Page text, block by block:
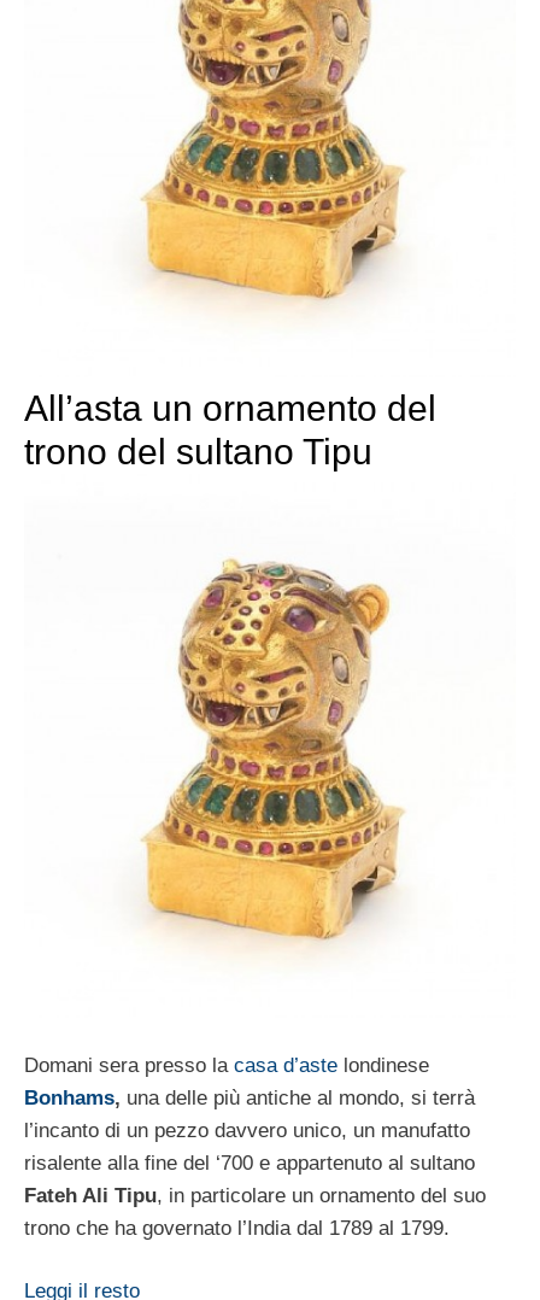
All’asta un ornamento del
trono del sultano Tipu
Domani sera presso la casa d’aste londinese
Bonhams, una delle più antiche al mondo, si terrà
l’incanto di un pezzo davvero unico, un manufatto
risalente alla fine del ‘700 e appartenuto al sultano
Fateh Ali Tipu, in particolare un ornamento del suo
trono che ha governato l’India dal 1789 al 1799.
Leggi il resto